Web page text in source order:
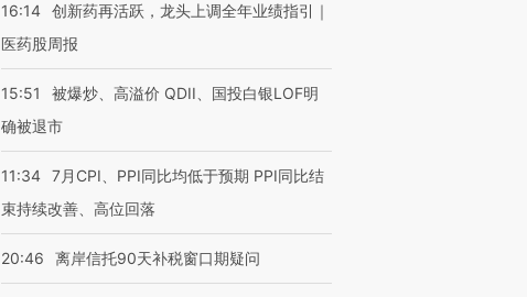
16:14 创新药再活跃，龙头上调全年业绩指引｜
医药股周报
15:51
被爆炒、高溢价 QDII、国投白银LOF明
确被退市
11:34 7月CPI、PPI同比均低于预期 PPI同比结
束持续改善、高位回落
20:46 离岸信托90天补税窗口期疑问